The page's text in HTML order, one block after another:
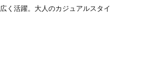
く活躍。大人のカジュアルスタイ